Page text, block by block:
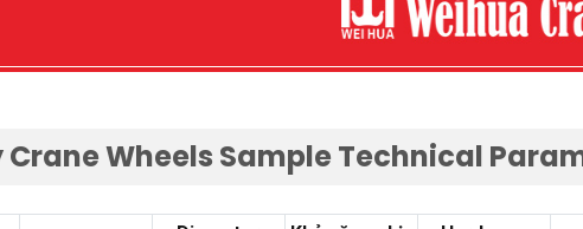
Wheels Sample Technical